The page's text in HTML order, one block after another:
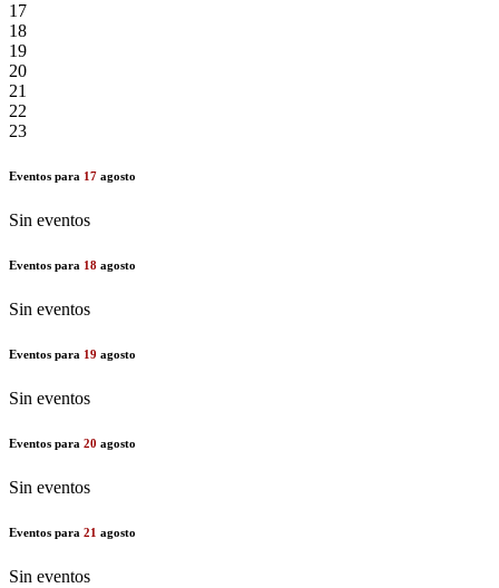
17
18
19
20
21
22
23
Eventos para 17 agosto
Sin eventos
Eventos para 18 agosto
Sin eventos
Eventos para 19 agosto
Sin eventos
Eventos para 20 agosto
Sin eventos
Eventos para 21 agosto
Sin eventos